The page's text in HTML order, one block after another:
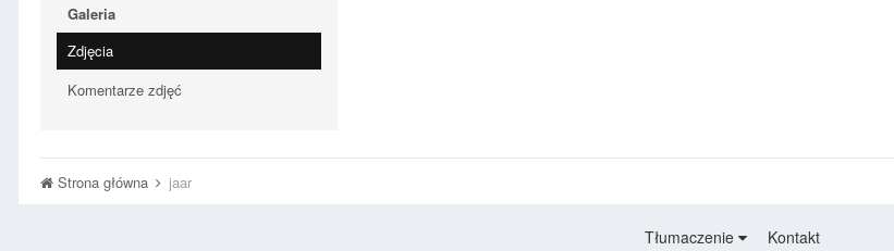
Galeria
Zdjęcia
Komentarze zdjęć
Strona główna jaar
Tłumaczenie Kontakt